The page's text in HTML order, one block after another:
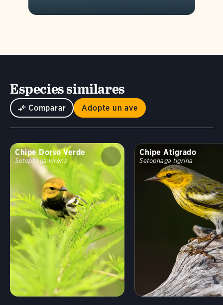
Especies similares
Comparar Adopte un ave
Chipe Dorso Verde
Setophaga virens
Chipe Atigrado
Setophaga tigrina